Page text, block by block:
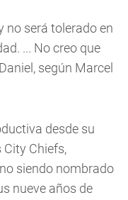
no será tolerado en
... No creo que
según Marcel
desde su
Chiefs,
siendo nombrado
nueve años de